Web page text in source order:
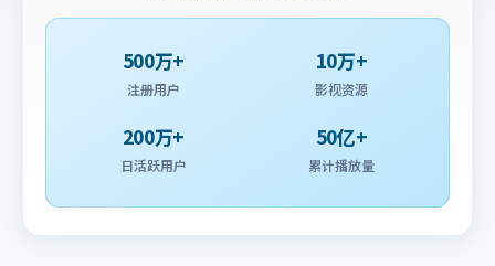
500万+
注册用户
10万+
影视资源
200万+
日活跃用户
50亿+
累计播放量